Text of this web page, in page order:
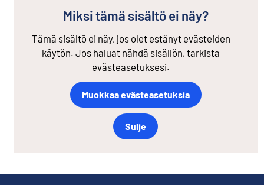
Miksi tämä sisältö ei näy?
Tämä sisältö ei näy, jos olet estänyt evästeiden
käytön. Jos haluat nähdä sisällön, tarkista
evästeasetuksesi.
Muokkaa evästeasetuksia
Sulje